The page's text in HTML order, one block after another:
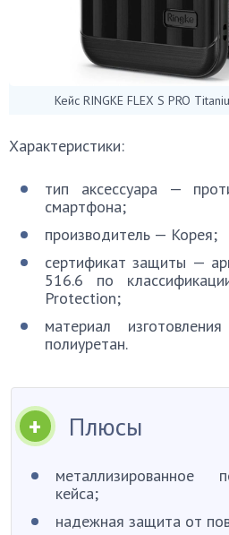
Кейс RINGKE FLEX S PRO
Характеристики:
тип аксессуара —
смартфона;
производитель — Корея;
сертификат защиты —
516.6 по
Protection;
материал
полиуретан.
Плюсы
металлизированное
кейса;
надежная защита от